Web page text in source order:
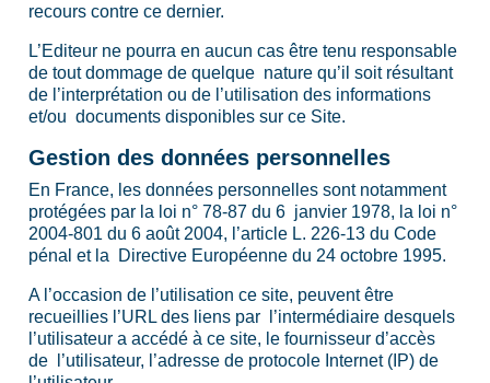
recours contre ce dernier.
L’Editeur ne pourra en aucun cas être tenu responsable
de tout dommage de quelque nature qu’il soit résultant
de l’interprétation ou de l’utilisation des informations
et/ou documents disponibles sur ce Site.
Gestion des données personnelles
En France, les données personnelles sont notamment
protégées par la loi n° 78-87 du 6 janvier 1978, la loi n°
2004-801 du 6 août 2004, l’article L. 226-13 du Code
pénal et la Directive Européenne du 24 octobre 1995.
A l’occasion de l’utilisation ce site, peuvent être
recueillies l’URL des liens par l’intermédiaire desquels
l’utilisateur a accédé à ce site, le fournisseur d’accès
de l’utilisateur, l’adresse de protocole Internet (IP) de